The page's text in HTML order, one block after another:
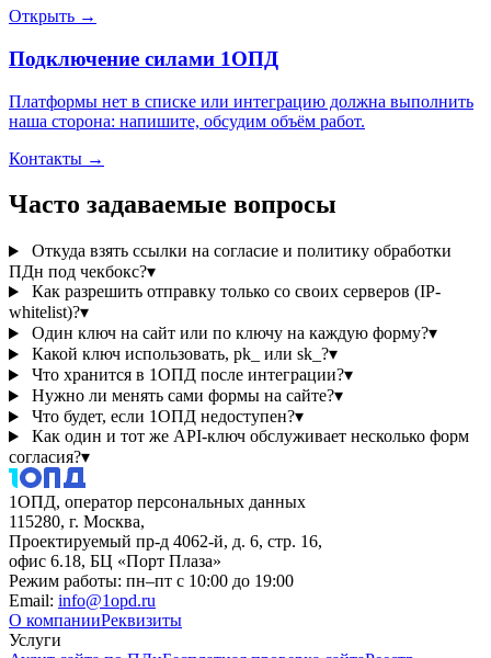
Открыть →
Подключение силами 1ОПД
Платформы нет в списке или интеграцию должна выполнить
наша сторона: напишите, обсудим объём работ.
Контакты →
Часто задаваемые вопросы
Откуда взять ссылки на согласие и политику обработки
ПДн под чекбокс?▾
Как разрешить отправку только со своих серверов (IP-
whitelist)?▾
Один ключ на сайт или по ключу на каждую форму?▾
Какой ключ использовать, pk_ или sk_?▾
Что хранится в 1ОПД после интеграции?▾
Нужно ли менять сами формы на сайте?▾
Что будет, если 1ОПД недоступен?▾
Как один и тот же API-ключ обслуживает несколько форм
согласия?▾
1ОПД, оператор персональных данных
115280, г. Москва,
Проектируемый пр-д 4062-й, д. 6, стр. 16,
офис 6.18, БЦ «Порт Плаза»
Режим работы: пн–пт с 10:00 до 19:00
Email: info@1opd.ru
О компанииРеквизиты
Услуги